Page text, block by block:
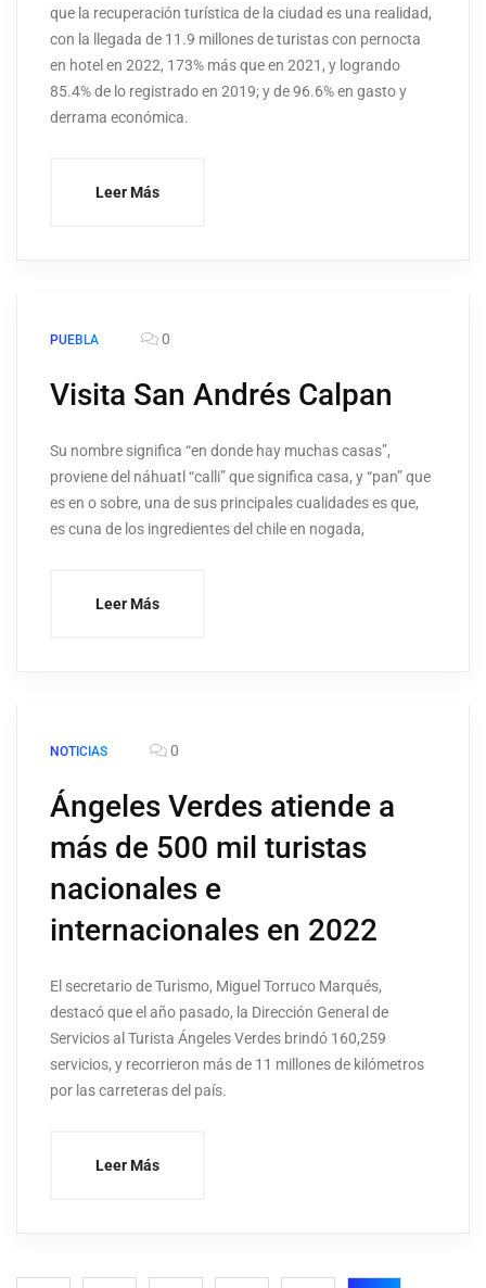
que la recuperación turística de la ciudad es una realidad,
con la llegada de 11.9 millones de turistas con pernocta
en hotel en 2022, 173% más que en 2021, y logrando
85.4% de lo registrado en 2019; y de 96.6% en gasto y
derrama económica.
Leer Más
PUEBLA 0
Visita San Andrés Calpan
Su nombre significa “en donde hay muchas casas”,
proviene del náhuatl “calli” que significa casa, y “pan” que
es en o sobre, una de sus principales cualidades es que,
es cuna de los ingredientes del chile en nogada,
Leer Más
NOTICIAS 0
Ángeles Verdes atiende a
más de 500 mil turistas
nacionales e
internacionales en 2022
El secretario de Turismo, Miguel Torruco Marqués,
destacó que el año pasado, la Dirección General de
Servicios al Turista Ángeles Verdes brindó 160,259
servicios, y recorrieron más de 11 millones de kilómetros
por las carreteras del país.
Leer Más